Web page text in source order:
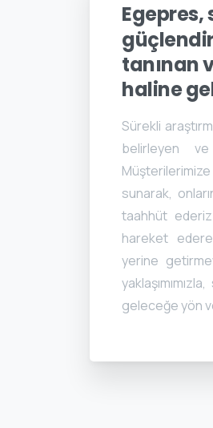
Egepres,
tanınan
haline
Sürekli
belirleyen
sunarak,
taahhüt
hareket
yerine
geleceğe yön